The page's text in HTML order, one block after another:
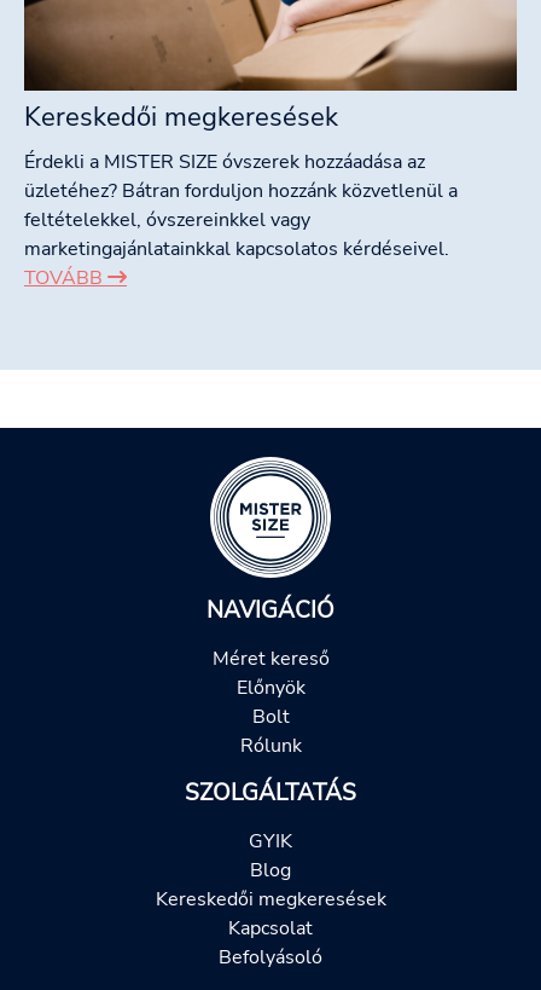
Kereskedői megkeresések
Érdekli a MISTER SIZE óvszerek hozzáadása az
üzletéhez? Bátran forduljon hozzánk közvetlenül a
feltételekkel, óvszereinkkel vagy
marketingajánlatainkkal kapcsolatos kérdéseivel.
TOVÁBB
NAVIGÁCIÓ
Méret kereső
Előnyök
Bolt
Rólunk
SZOLGÁLTATÁS
GYIK
Blog
Kereskedői megkeresések
Kapcsolat
Befolyásoló